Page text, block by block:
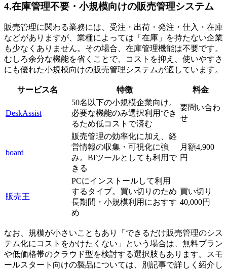
4.在庫管理不要・小規模向けの販売管理システム
販売管理に関わる業務には、受注・出荷・発注・仕入・在庫
などがありますが、業種によっては「在庫」を持たない企業
も少なくありません。その場合、在庫管理機能は不要です。
むしろ余分な機能を省くことで、コストを抑え、使いやすさ
にも優れた小規模向けの販売管理システムが適しています。
サービス名 特徴 料金
DeskAssist
50名以下の小規模企業向け。
必要な機能のみ選択利用でき
るため低コストで済む
要問い合わ
せ
board
販売管理の効率化に加え、経
営情報の収集・可視化に強
み。BIツールとしても利用で
きる
月額4,900
円
販売王
PCにインストールして利用
するタイプ。買い切りのため
長期間・小規模利用におすす
め
買い切り
40,000円
なお、規模が小さいこともあり「できるだけ販売管理のシス
テム化にコストをかけたくない」という場合は、無料プラン
や低価格帯のクラウド型を検討する選択肢もあります。スモ
ールスタート向けの製品については、別記事で詳しく紹介し